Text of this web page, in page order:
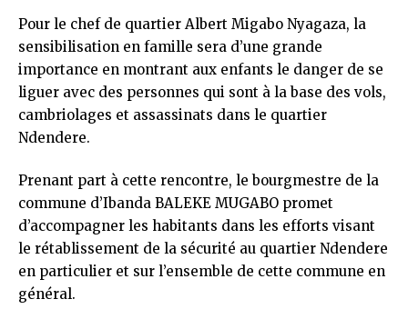
Pour le chef de quartier Albert Migabo Nyagaza, la
sensibilisation en famille sera d’une grande
importance en montrant aux enfants le danger de se
liguer avec des personnes qui sont à la base des vols,
cambriolages et assassinats dans le quartier
Ndendere.
Prenant part à cette rencontre, le bourgmestre de la
commune d’Ibanda BALEKE MUGABO promet
d’accompagner les habitants dans les efforts visant
le rétablissement de la sécurité au quartier Ndendere
en particulier et sur l’ensemble de cette commune en
général.